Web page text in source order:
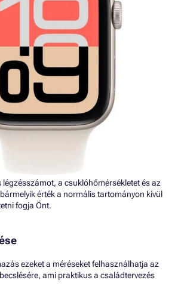
légzésszámot, a csuklóhőmérsékletet és az
érték a normális tartományon kívül
fogja Önt.
ezeket a méréseket felhasználhatja az
ami praktikus a családtervezés